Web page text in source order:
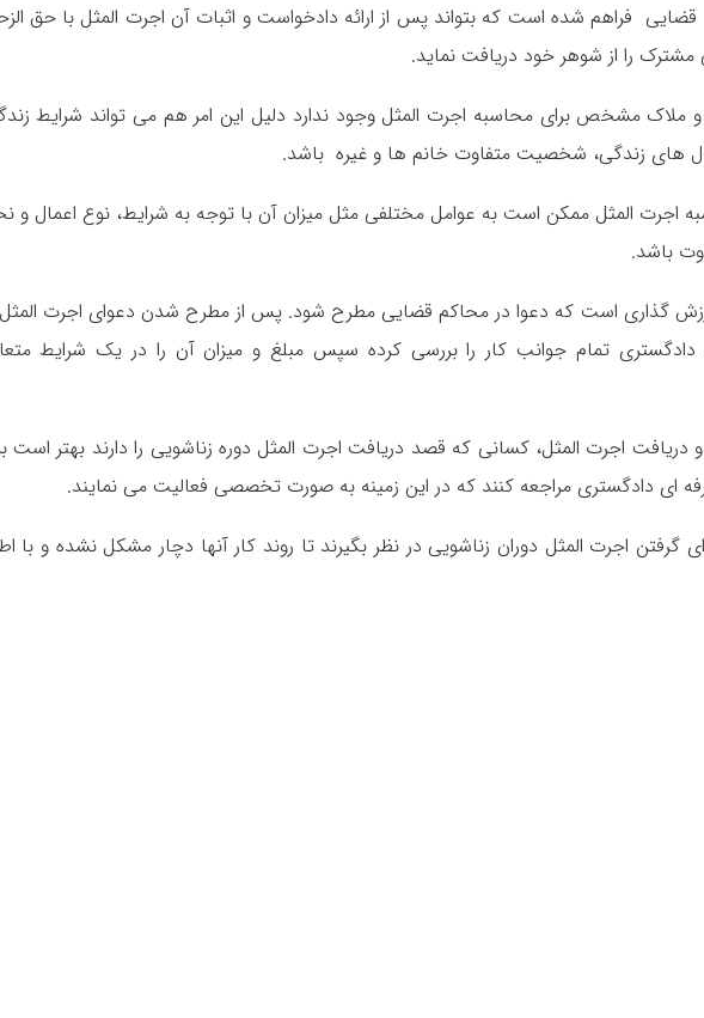
قضایی فراهم شده است که بتواند پس از ارائه دادخواست و اثبات آن اجرت المثل با حق
را از شوهر خود دریافت نماید.
ملاک مشخص برای محاسبه اجرت المثل وجود ندارد دلیل این امر هم می تواند شرایط
های زندگی، شخصیت متفاوت خانم ها و غیره باشد.
اجرت المثل ممکن است به عوامل مختلفی مثل میزان آن با توجه به شرایط، نوع اعمال و
باشد.
ارزش گذاری است که دعوا در محاکم قضایی مطرح شود. پس از مطرح شدن دعوای اجرت
تمام جوانب کار را بررسی کرده سپس مبلغ و میزان آن را در یک شرایط
اجرت المثل، کسانی که قصد دریافت اجرت المثل دوره زناشویی را دارند بهتر است
حرفه ای دادگستری مراجعه کنند که در این زمینه به صورت تخصصی فعالیت می نمایند.
اجرت المثل دوران زناشویی در نظر بگیرند تا روند کار آنها دچار مشکل نشده و با